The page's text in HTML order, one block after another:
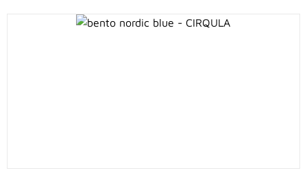
Bildergalerie überspringen